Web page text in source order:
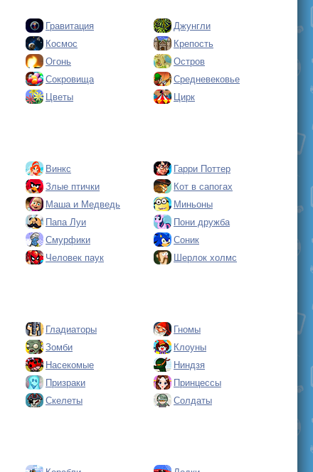
Гравитация
Джунгли
Космос
Крепость
Огонь
Остров
Сокровища
Средневековье
Цветы
Цирк
Винкс
Гарри Поттер
Злые птички
Кот в сапогах
Маша и Медведь
Миньоны
Папа Луи
Пони дружба
Смурфики
Соник
Человек паук
Шерлок холмс
Гладиаторы
Гномы
Зомби
Клоуны
Насекомые
Ниндзя
Призраки
Принцессы
Скелеты
Солдаты